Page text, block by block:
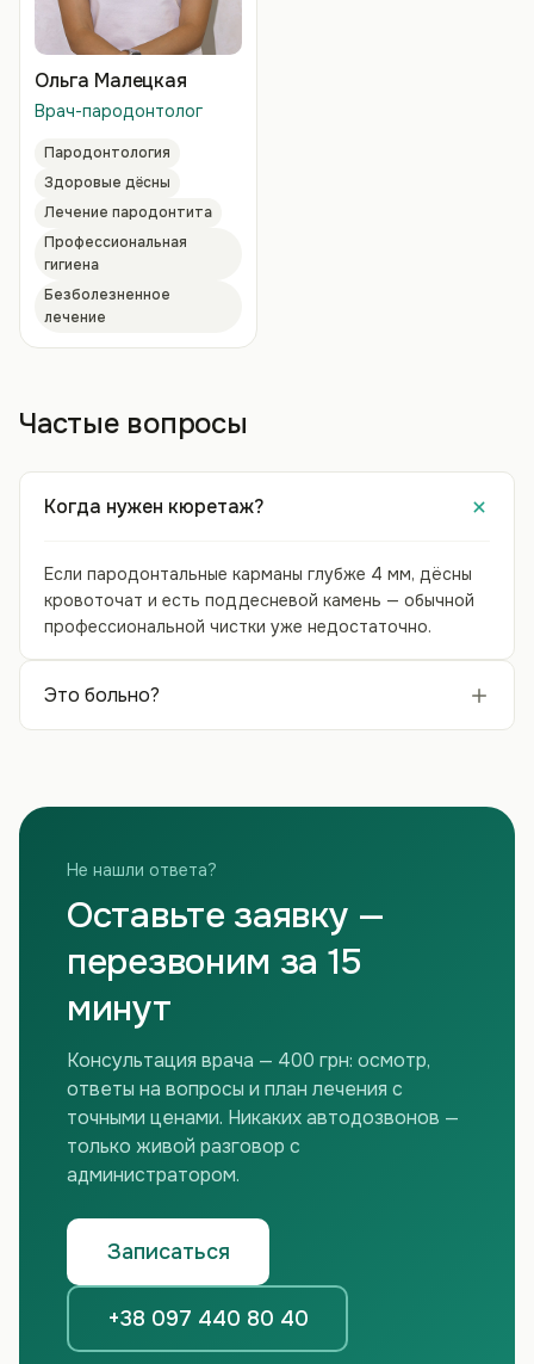
Ольга Малецкая
Врач-пародонтолог
Пародонтология
Здоровые дёсны
Лечение пародонтита
Профессиональная
гигиена
Безболезненное
лечение
Частые вопросы
Когда нужен кюретаж?
Если пародонтальные карманы глубже 4 мм, дёсны
кровоточат и есть поддесневой камень — обычной
профессиональной чистки уже недостаточно.
Это больно?
Не нашли ответа?
Оставьте заявку —
перезвоним за 15
минут
Консультация врача — 400 грн: осмотр,
ответы на вопросы и план лечения с
точными ценами. Никаких автодозвонов —
только живой разговор с
администратором.
Записаться
+38 097 440 80 40